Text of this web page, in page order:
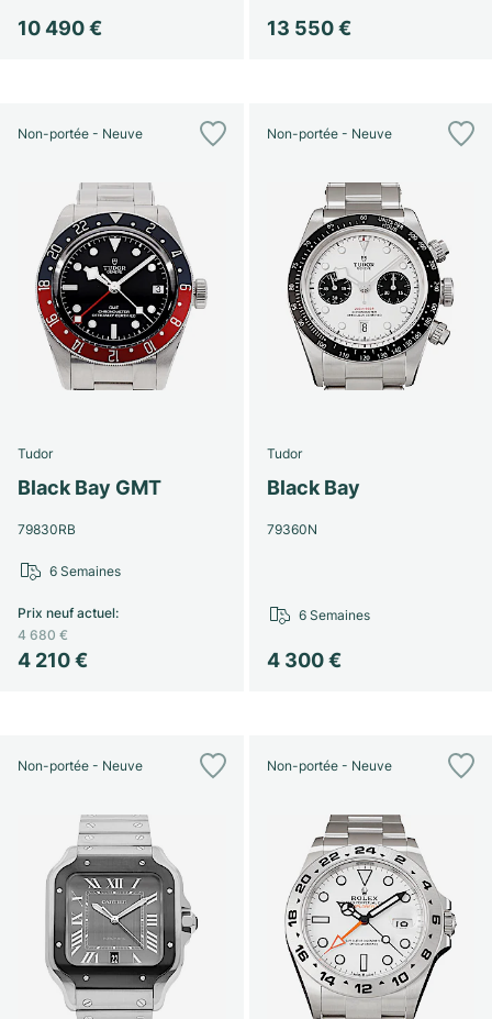
10 490 € 13 550 €
Non-portée - Neuve
Tudor
Black Bay GMT
79830RB
4 210 €
Prix neuf actuel:
4 680 €
6 Semaines
Non-portée - Neuve
Tudor
Black Bay
79360N
4 300 €
6 Semaines
Non-portée - Neuve Non-portée - Neuve